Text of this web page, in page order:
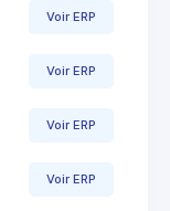
Voir ERP
Voir ERP
Voir ERP
Voir ERP